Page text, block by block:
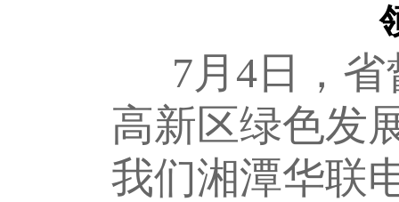
7月4日，
高新区绿色发
我们湘潭华联